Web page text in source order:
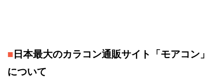
■ 日本最大のカラコン通販サイト「モアコン」
について